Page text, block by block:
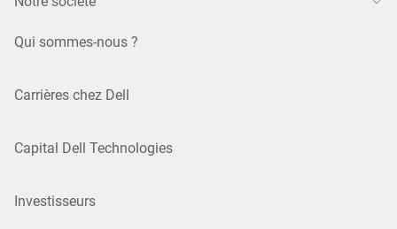
Qui sommes-nous ?
Carrières chez Dell
Capital Dell Technologies
Investisseurs